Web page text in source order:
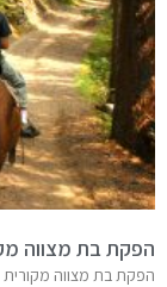
הפקת בת מצווה
הפקת בת מצווה מקורית